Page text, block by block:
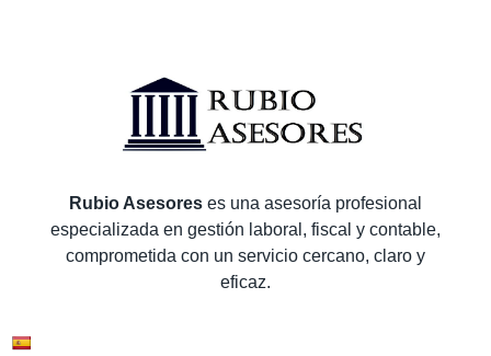
Rubio Asesores es una asesoría profesional
especializada en gestión laboral, fiscal y contable,
comprometida con un servicio cercano, claro y
eficaz.